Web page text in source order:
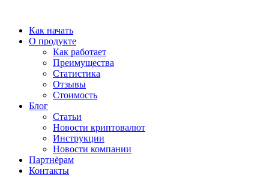
содержимому
Как начать
О продукте
Как работает
Преимущества
Статистика
Отзывы
Стоимость
Блог
Статьи
Новости криптовалют
Инструкции
Новости компании
Партнёрам
Контакты